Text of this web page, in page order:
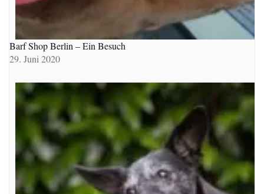
Barf Shop Berlin – Ein Besuch
29. Juni 2020